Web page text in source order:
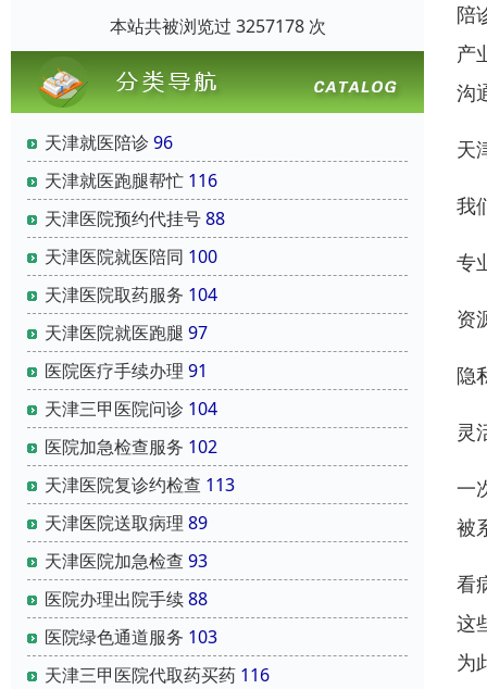
本站共被浏览过 3257178 次
天津就医陪诊96
天津就医跑腿帮忙 116
天津医院预约代挂号88
天津医院就医陪同 100
天津医院取药服务 104
天津医院就医跑腿 97
医院医疗手续办理 91
天津三甲医院问诊 104
医院加急检查服务 102
天津医院复诊约检查 113
天津医院送取病理 89
天津医院加急检查 93
医院办理出院手续88
医院绿色通道服务 103
天津三甲医院代取药买药 116
陪
产
沟
天
我
专
资
隐
灵
一
被
看
这
为